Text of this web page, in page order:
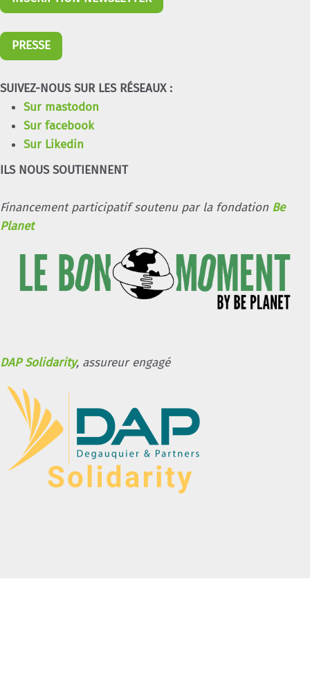
à me dire?
Vagabondage poétique, se connecter au
vivant en poésie.
École du dehors : renouer avec notre
territoire d’apprentissage.
Écouter le vivant – Initiation au Travail qui
relie
PRESSE
SUIVEZ-NOUS SUR LES RÉSEAUX :
Sur mastodon
Sur facebook
Sur Likedin
ILS NOUS SOUTIENNENT
Financement participatif soutenu par la fondation Be
Planet
DAP Solidarity, assureur engagé